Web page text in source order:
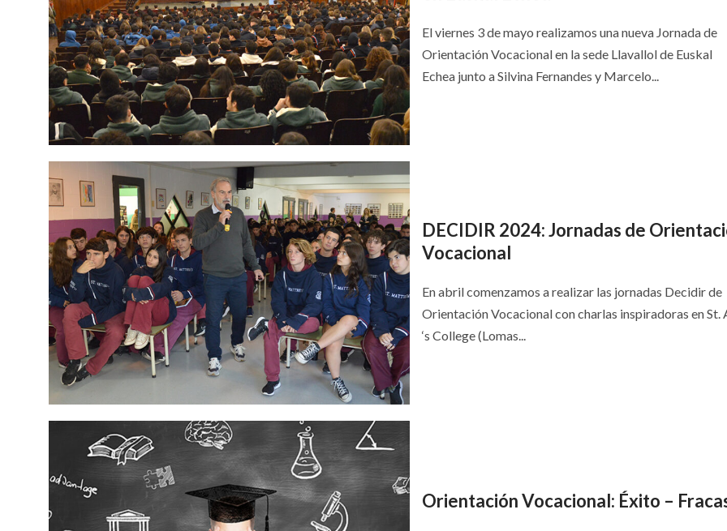
El viernes 3 de mayo realizamos una nueva Jornada de
Orientación Vocacional en la sede Llavallol de Euskal
Echea junto a Silvina Fernandes y Marcelo...
DECIDIR 2024: Jornadas de
Vocacional
En abril comenzamos a realizar las jornadas Decidir de
Orientación Vocacional con charlas inspiradoras en St.
‘s College (Lomas...
Orientación Vocacional: Éxito –